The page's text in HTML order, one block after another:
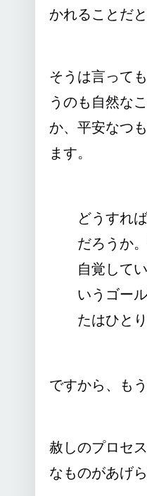
かれることだ
そうは言って
うのも自然な
か、平安なつ
ます。
どうすれ
だろうか
自覚して
いうゴー
たはひと
ですから、も
赦しのプロセ
なものがあげ